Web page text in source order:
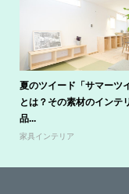
夏のツイード「サマーツ
とは？その素材のインテ
品...
家具インテリア